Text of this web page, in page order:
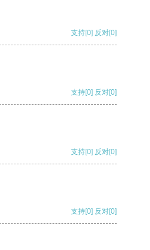
支持[0] 反对[0]
支持[0] 反对[0]
支持[0] 反对[0]
支持[0] 反对[0]